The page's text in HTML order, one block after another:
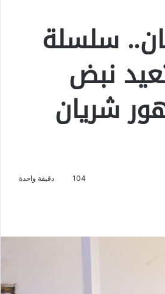
​سلسلة
نبض
شريان
104 دقيقة واحدة